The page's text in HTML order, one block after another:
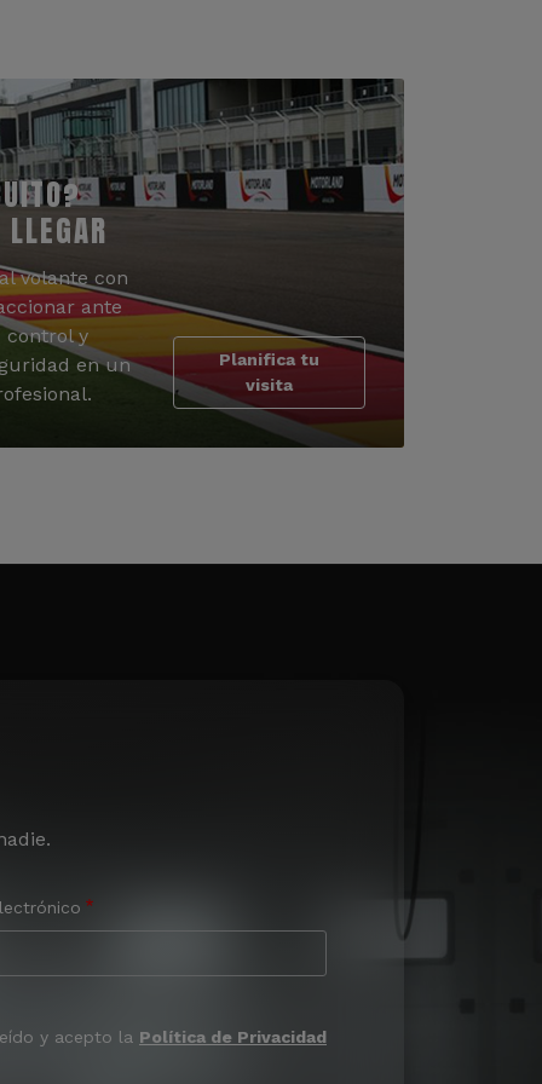
volante con
ante
control y
en un
Planifica tu
visita
y acepto la Política de Privacidad